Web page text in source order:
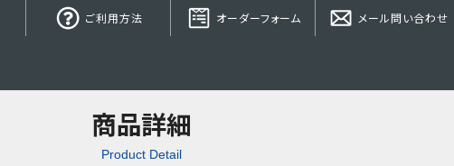
ご利用方法 オーダーフォーム メール問い合わせ
商品詳細
Product Detail